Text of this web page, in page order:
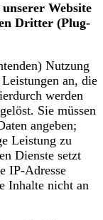
Website
Dritter (Plug-
Nutzung
an, die
werden
Sie müssen
angeben;
Leistung zu
Dienste setzt
IP-Adresse
Inhalte nicht an